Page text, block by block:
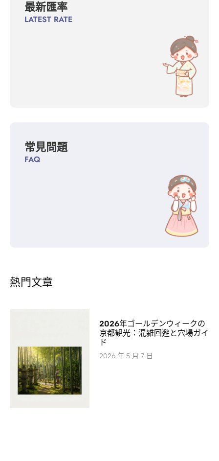
最新匯率
LATEST RATE
常見問題
FAQ
熱門文章
2026年ゴールデンウィークの
京都観光：混雑回避と穴場ガイ
ド
2026 年 5 月 7 日